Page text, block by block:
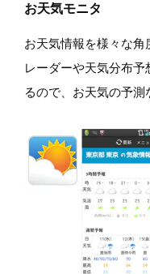
お天気モニタ
お天気情報を様々な
レーダーや天気分布
るので、お天気の予測